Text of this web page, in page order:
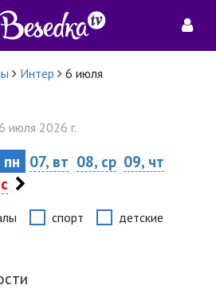
Интер
6 июля
июля 2026 г.
07, вт 08, ср 09, чт
спорт детские